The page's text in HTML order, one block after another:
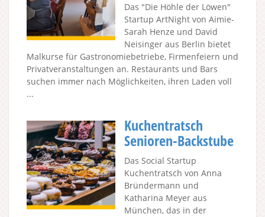
Das "Die Höhle der Löwen"
Startup ArtNight von Aimie-
Sarah Henze und David
Neisinger aus Berlin bietet
Malkurse für Gastronomiebetriebe, Firmenfeiern und
Privatveranstaltungen an. Restaurants und Bars
suchen immer nach Möglichkeiten, ihren Laden voll
...
Kuchentratsch
Senioren-Backstube
Das Social Startup
Kuchentratsch von Anna
Bründermann und
Katharina Meyer aus
München, das in der